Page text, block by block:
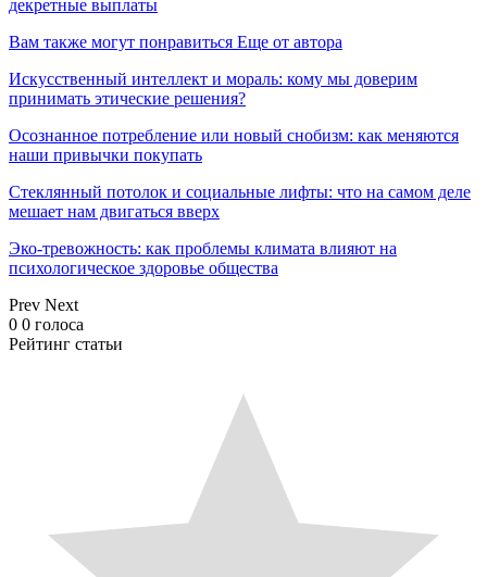
декретные выплаты
Вам также могут понравиться Еще от автора
Искусственный интеллект и мораль: кому мы доверим
принимать этические решения?
Осознанное потребление или новый снобизм: как меняются
наши привычки покупать
Стеклянный потолок и социальные лифты: что на самом деле
мешает нам двигаться вверх
Эко-тревожность: как проблемы климата влияют на
психологическое здоровье общества
Prev Next
0 0 голоса
Рейтинг статьи